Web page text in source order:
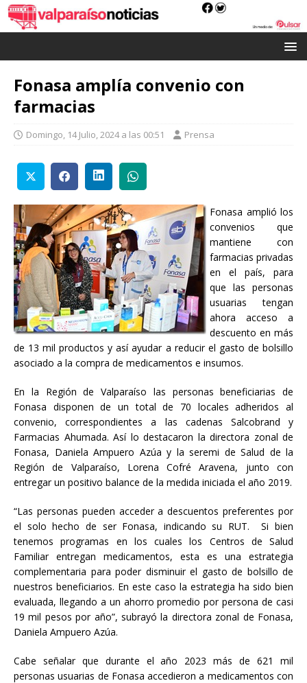
Fonasa amplía convenio con
farmacias
Domingo, 14 Julio, 2024 a las 00:51 Prensa
Fonasa amplió los
convenios que
mantiene con
farmacias privadas
en el país, para
que las personas
usuarias tengan
ahora acceso a
descuento en más
de 13 mil productos y así ayudar a reducir el gasto de bolsillo
asociado a la compra de medicamentos e insumos.
En la Región de Valparaíso las personas beneficiarias de
Fonasa disponen de un total de 70 locales adheridos al
convenio, correspondientes a las cadenas Salcobrand y
Farmacias Ahumada. Así lo destacaron la directora zonal de
Fonasa, Daniela Ampuero Azúa y la seremi de Salud de la
Región de Valparaíso, Lorena Cofré Aravena, junto con
entregar un positivo balance de la medida iniciada el año 2019.
“Las personas pueden acceder a descuentos preferentes por
el solo hecho de ser Fonasa, indicando su RUT. Si bien
tenemos programas en los cuales los Centros de Salud
Familiar entregan medicamentos, esta es una estrategia
complementaria para poder disminuir el gasto de bolsillo de
nuestros beneficiarios. En este caso la estrategia ha sido bien
evaluada, llegando a un ahorro promedio por persona de casi
19 mil pesos por año”, subrayó la directora zonal de Fonasa,
Daniela Ampuero Azúa.
Cabe señalar que durante el año 2023 más de 621 mil
personas usuarias de Fonasa accedieron a medicamentos con